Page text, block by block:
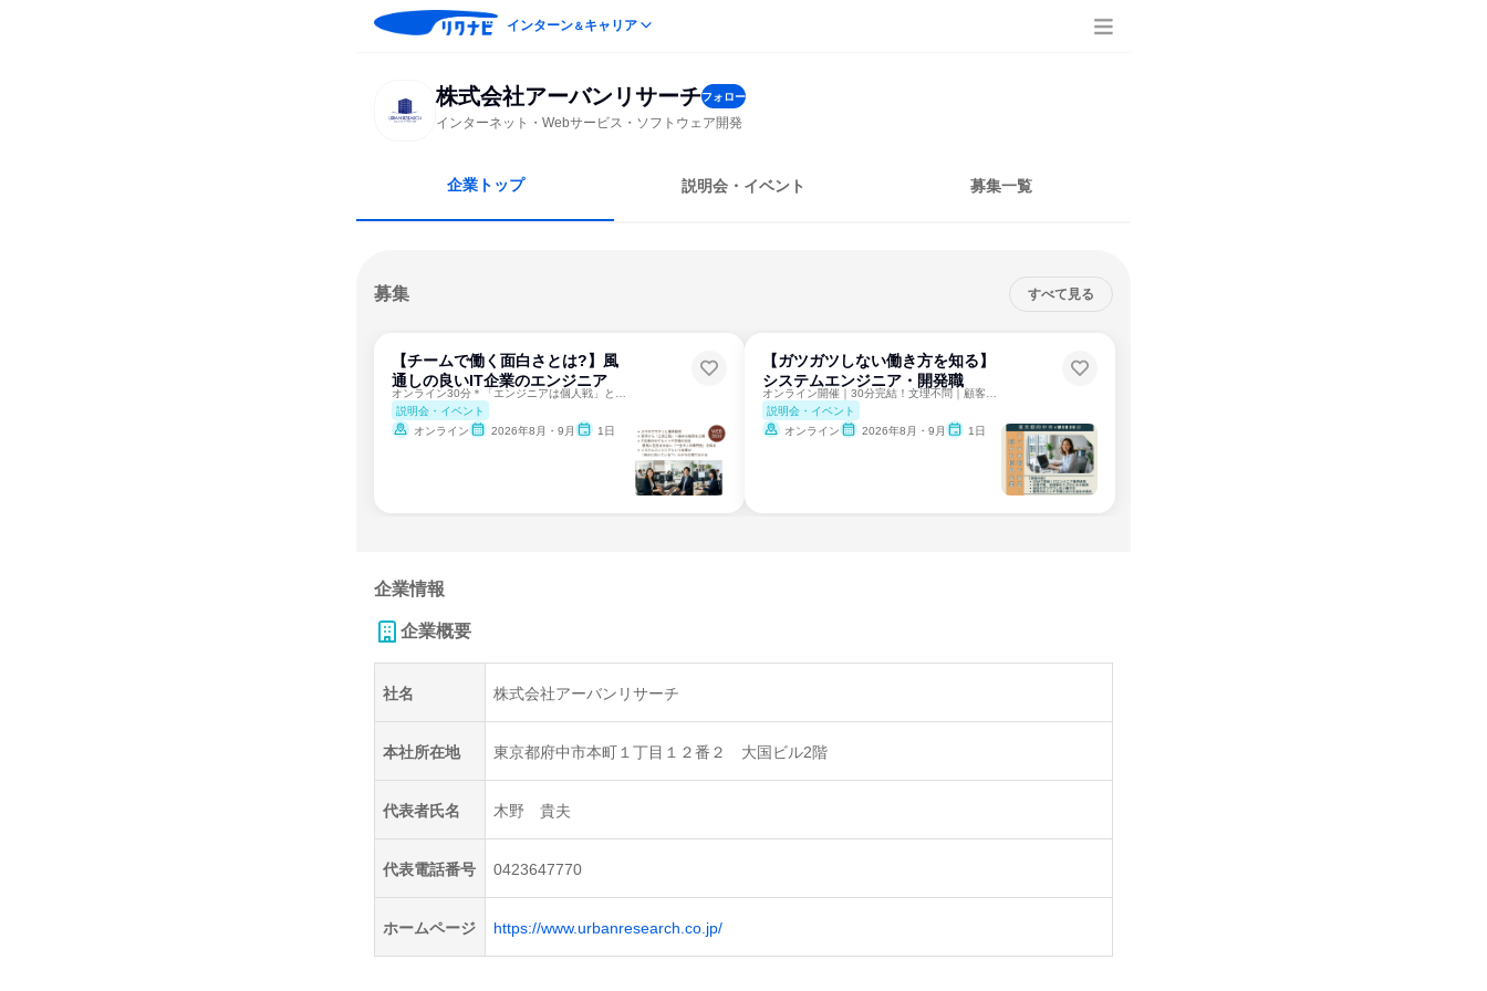
インターン＆キャリア
株式会社アーバンリサーチフォロー
インターネット・Webサービス・ソフトウェア開発
企業トップ 説明会・イベント 募集一覧
募集 すべて見る
【チームで働く面白さとは?】風
通しの良いIT企業のエンジニア
説明会・イベント
オンライン
2026年8月・9月 1日
【ガツガツしない働き方を知る】
システムエンジニア・開発職
説明会・イベント
オンライン
2026年8月・9月 1日
企業情報
企業概要
社名 株式会社アーバンリサーチ
本社所在地 東京都府中市本町１丁目１２番２ 大国ビル2階
代表者氏名 木野 貴夫
代表電話番号 0423647770
ホームページ https://www.urbanresearch.co.jp/